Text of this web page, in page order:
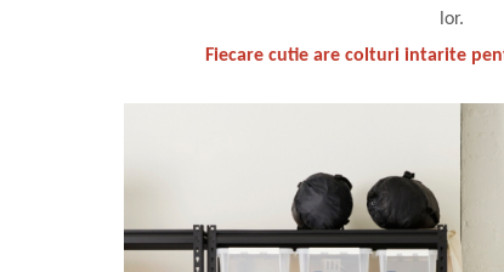
lor.
Fiecare cutie are colturi intarite